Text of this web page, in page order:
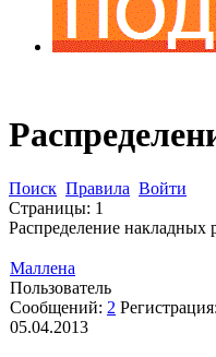
Поиск Правила Войти
Страницы: 1
Распределение накладных
Mаллена
Пользователь
Сообщений: 2 Регистрация:
05.04.2013